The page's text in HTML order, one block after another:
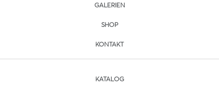
GALERIEN
SHOP
KONTAKT
KATALOG